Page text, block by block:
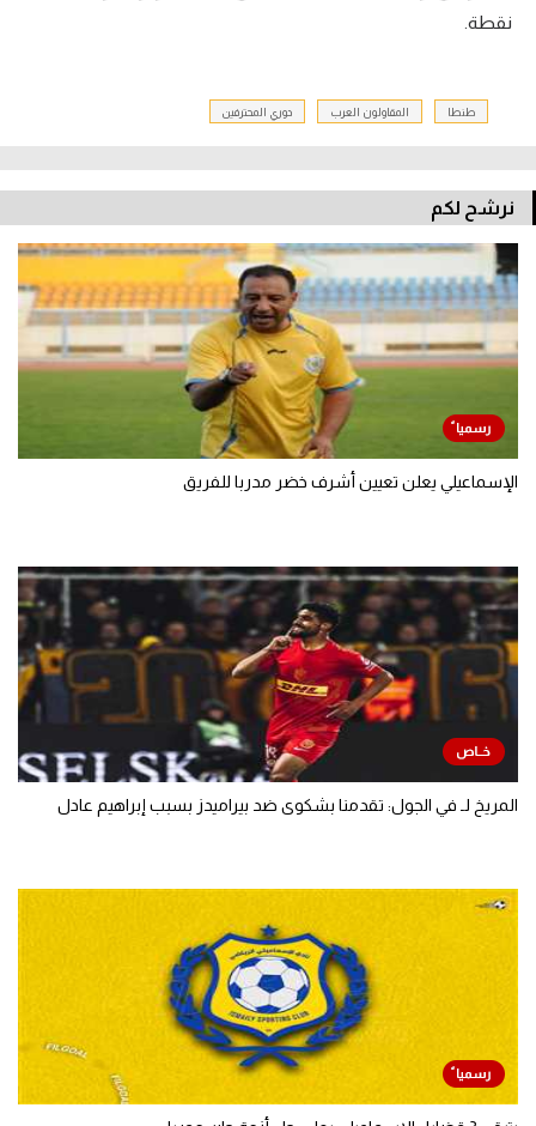
نقطة.
طنطا المقاولون العرب دوري المحترفين
نرشح لكم
الإسماعيلي يعلن تعيين أشرف خضر مدربا للفريق
المريخ لـ في الجول: تقدمنا بشكوى ضد بيراميدز بسبب إبراهيم عادل